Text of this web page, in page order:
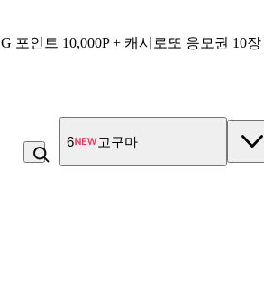
G 포인트 10,000P + 캐시로또 응모권 10장
7 직화그릴 닭가슴살 큐브 칮ㄷ